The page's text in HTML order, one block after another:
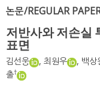
논문/REGULAR
저반사와 저손실
표면
김선웅 , 최원우 , 백상
출†